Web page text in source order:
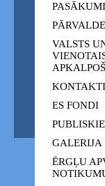
PASĀKUMI
PĀRVALDE
VALSTS
KONTAKTI
ES FONDI
GALERIJA
ĒRGĻU